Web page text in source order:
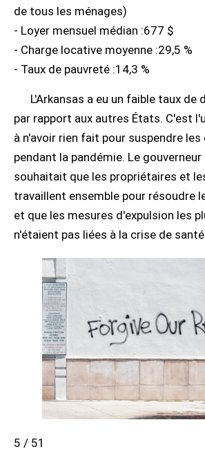
de tous les ménages)
- Loyer mensuel médian :677 $
- Charge locative moyenne :29,5 %
- Taux de pauvreté :14,3 %
L'Arkansas a eu un faible taux de
par rapport aux autres États. C'est
à n'avoir rien fait pour suspendre les
pendant la pandémie. Le
souhaitait que les propriétaires et
travaillent ensemble pour résoudre
et que les mesures d'expulsion les
n'étaient pas liées à la crise de
5 / 51